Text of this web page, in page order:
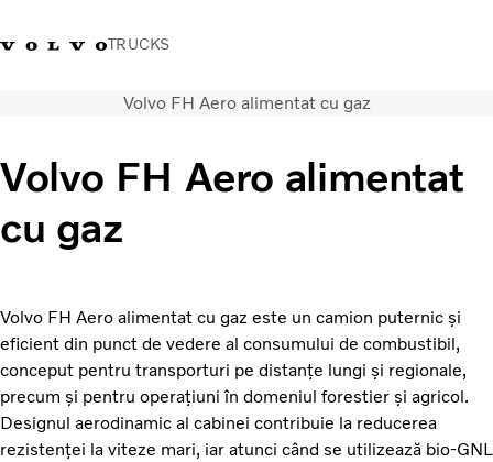
TRUCKS
Merchandise Volvo TrucksConectare Trucks Portal
Soluții de transport
Servicii
Despre noi
Contactați-ne
Volvo FH Aero alimentat cu gaz
Volvo FH Aero alimentat
cu gaz
Volvo FH Aero alimentat cu gaz este un camion puternic și
eficient din punct de vedere al consumului de combustibil,
conceput pentru transporturi pe distanțe lungi și regionale,
precum și pentru operațiuni în domeniul forestier și agricol.
Designul aerodinamic al cabinei contribuie la reducerea
rezistenței la viteze mari, iar atunci când se utilizează bio-GNL